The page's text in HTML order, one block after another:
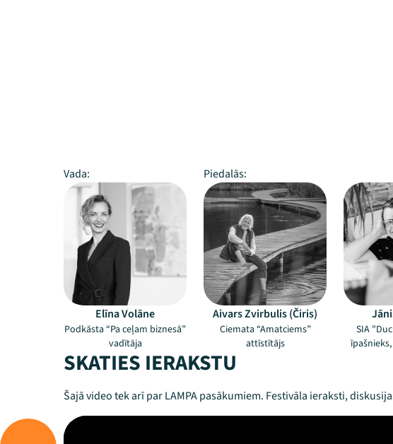
Vada:
Piedalās:
Elīna Volāne
Podkāsta “Pa ceļam biznesā”
vadītāja
Aivars Zvirbulis (Čiris)
Ciemata “Amatciems”
attīstītājs
SIA
SKATIES IERAKSTU
Šajā video tek arī par LAMPA pasākumiem. Festivāla ieraksti,